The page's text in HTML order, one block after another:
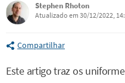
Stephen Rhoton
Atualizado em 30/12/2022,
Compartilhar
Este artigo traz os